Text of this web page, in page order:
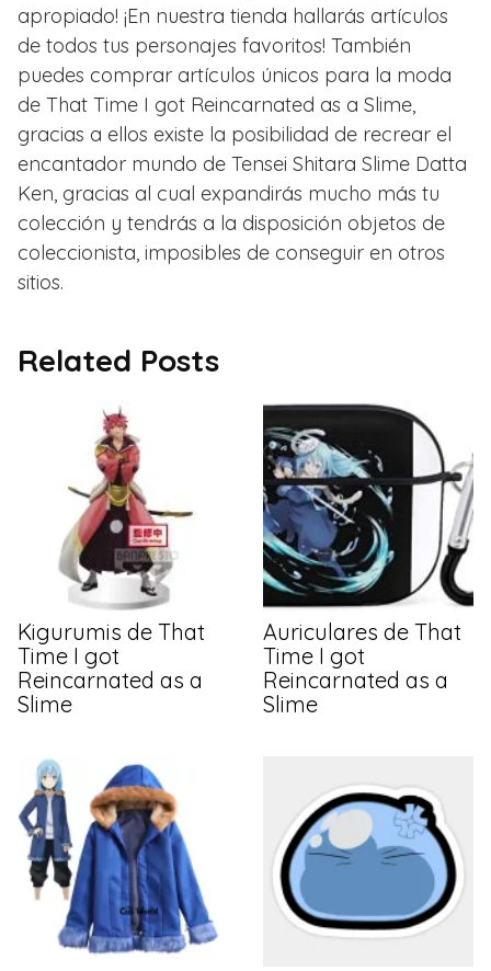
apropiado! ¡En nuestra tienda hallarás artículos
de todos tus personajes favoritos! También
puedes comprar artículos únicos para la moda
de That Time I got Reincarnated as a Slime,
gracias a ellos existe la posibilidad de recrear el
encantador mundo de Tensei Shitara Slime Datta
Ken, gracias al cual expandirás mucho más tu
colección y tendrás a la disposición objetos de
coleccionista, imposibles de conseguir en otros
sitios.
Related Posts
Kigurumis de That
Time I got
Reincarnated as a
Slime
Auriculares de That
Time I got
Reincarnated as a
Slime